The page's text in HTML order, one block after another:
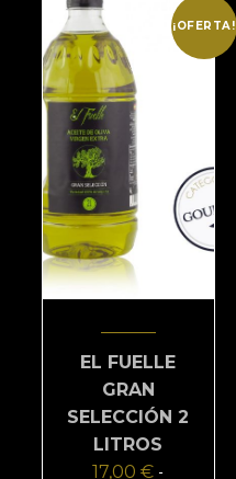
¡OFERTA!
EL FUELLE
GRAN
SELECCIÓN 2
LITROS
17,00 € -